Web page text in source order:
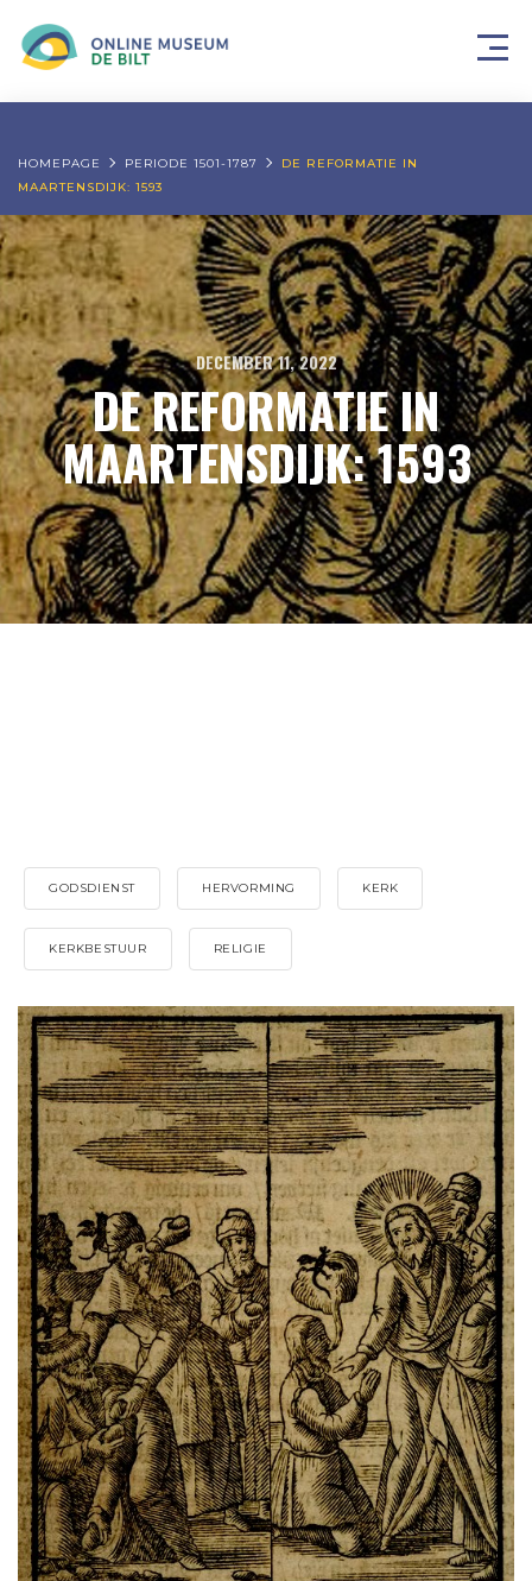
HOMEPAGE PERIODE 1501-1787
DE REFORMATIE IN
MAARTENSDIJK: 1593
DECEMBER 11, 2022
DE REFORMATIE IN
MAARTENSDIJK: 1593
GODSDIENST HERVORMING KERK
KERKBESTUUR RELIGIE